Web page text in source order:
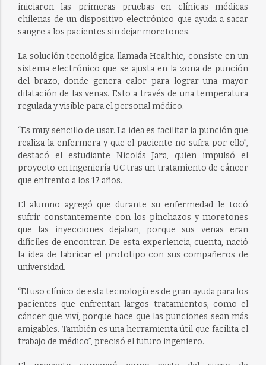
iniciaron las primeras pruebas en clínicas médicas
chilenas de un dispositivo electrónico que ayuda a sacar
sangre a los pacientes sin dejar moretones.
La solución tecnológica llamada Healthic, consiste en un
sistema electrónico que se ajusta en la zona de punción
del brazo, donde genera calor para lograr una mayor
dilatación de las venas. Esto a través de una temperatura
regulada y visible para el personal médico.
“Es muy sencillo de usar. La idea es facilitar la punción que
realiza la enfermera y que el paciente no sufra por ello”,
destacó el estudiante Nicolás Jara, quien impulsó el
proyecto en Ingeniería UC tras un tratamiento de cáncer
que enfrento a los 17 años.
El alumno agregó que durante su enfermedad le tocó
sufrir constantemente con los pinchazos y moretones
que las inyecciones dejaban, porque sus venas eran
difíciles de encontrar. De esta experiencia, cuenta, nació
la idea de fabricar el prototipo con sus compañeros de
universidad.
“El uso clínico de esta tecnología es de gran ayuda para los
pacientes que enfrentan largos tratamientos, como el
cáncer que viví, porque hace que las punciones sean más
amigables. También es una herramienta útil que facilita el
trabajo de médico”, precisó el futuro ingeniero.